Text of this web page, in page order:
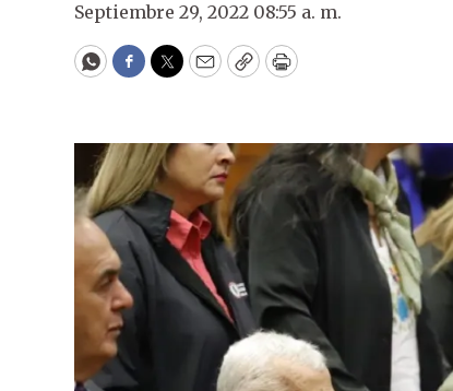
Septiembre 29, 2022 08:55 a. m.
WhatsApp
Facebook
Twitter
EmailCopyPrint